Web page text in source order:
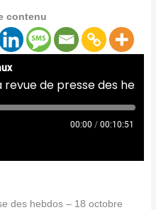
contenu
[Café Campus] La revue de presse des hebdos - 18 octobre 2024
00:00 / 00:10:51
des hebdos – 18 octobre